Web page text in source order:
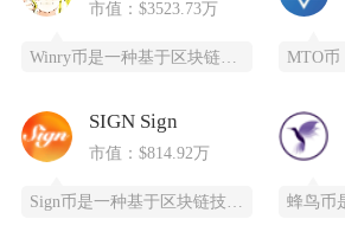
市值：$3523.73万
SIGN Sign
市值：$814.92万
Sign币是一种基于区块链技术的加密货币，由SIGN团队推出，改善数字资产领域的安全性和用